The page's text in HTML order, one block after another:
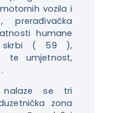
vozila i
humane
skrbi ( 59 ),
te umjetnost,
nalaze se tri
zona